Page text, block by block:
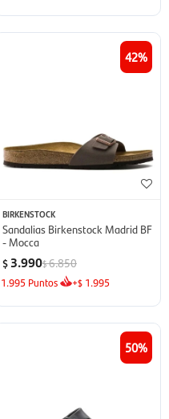
42
BIRKENSTOCK
Sandalias Birkenstock Madrid BF
- Mocca
$ 3.990$6.850
1.995 Puntos +$ 1.995
50